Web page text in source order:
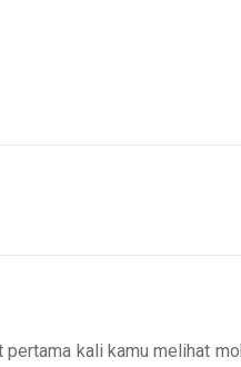
kali kamu melihat